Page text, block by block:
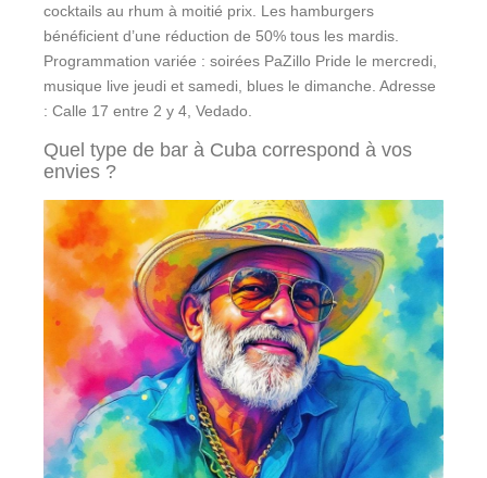
cocktails au rhum à moitié prix. Les hamburgers
bénéficient d’une réduction de 50% tous les mardis.
Programmation variée : soirées PaZillo Pride le mercredi,
musique live jeudi et samedi, blues le dimanche. Adresse
: Calle 17 entre 2 y 4, Vedado.
Quel type de bar à Cuba correspond à vos
envies ?